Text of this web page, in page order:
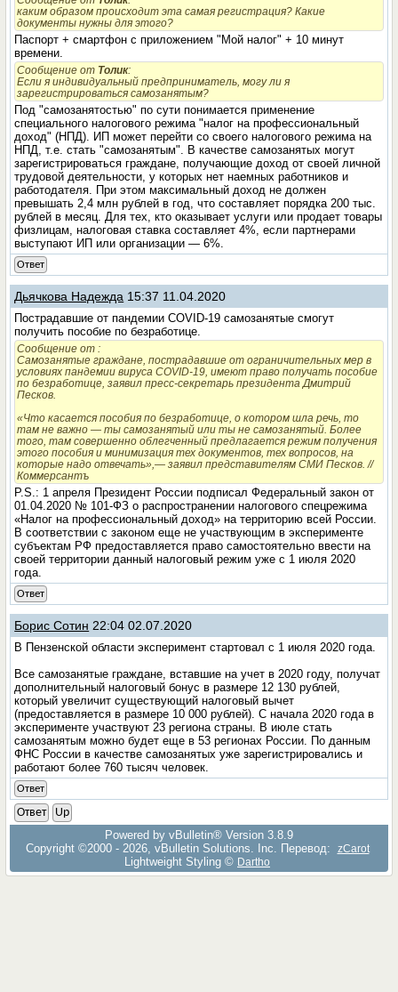
каким образом происходит эта самая регистрация? Какие
документы нужны для этого?
Паспорт + смартфон с приложением "Мой налог" + 10 минут
времени.
Сообщение от Толик:
Если я индивидуальный предприниматель, могу ли я
зарегистрироваться самозанятым?
Под "самозанятостью" по сути понимается применение
специального налогового режима "налог на профессиональный
доход" (НПД). ИП может перейти со своего налогового режима на
НПД, т.е. стать "самозанятым". В качестве самозанятых могут
зарегистрироваться граждане, получающие доход от своей личной
трудовой деятельности, у которых нет наемных работников и
работодателя. При этом максимальный доход не должен
превышать 2,4 млн рублей в год, что составляет порядка 200 тыс.
рублей в месяц. Для тех, кто оказывает услуги или продает товары
физлицам, налоговая ставка составляет 4%, если партнерами
выступают ИП или организации — 6%.
Ответ
Дьячкова Надежда 15:37 11.04.2020
Пострадавшие от пандемии COVID-19 самозанятые смогут
получить пособие по безработице.
Сообщение от :
Самозанятые граждане, пострадавшие от ограничительных мер в
условиях пандемии вируса COVID-19, имеют право получать пособие
по безработице, заявил пресс-секретарь президента Дмитрий
Песков.
«Что касается пособия по безработице, о котором шла речь, то
там не важно — ты самозанятый или ты не самозанятый. Более
того, там совершенно облегченный предлагается режим получения
этого пособия и минимизация тех документов, тех вопросов, на
которые надо отвечать»,— заявил представителям СМИ Песков. //
Коммерсантъ
P.S.: 1 апреля Президент России подписал Федеральный закон от
01.04.2020 № 101-ФЗ о распространении налогового спецрежима
«Налог на профессиональный доход» на территорию всей России.
В соответствии с законом еще не участвующим в эксперименте
субъектам РФ предоставляется право самостоятельно ввести на
своей территории данный налоговый режим уже с 1 июля 2020
года.
Ответ
Борис Сотин 22:04 02.07.2020
В Пензенской области эксперимент стартовал с 1 июля 2020 года.
Все самозанятые граждане, вставшие на учет в 2020 году, получат
дополнительный налоговый бонус в размере 12 130 рублей,
который увеличит существующий налоговый вычет
(предоставляется в размере 10 000 рублей). С начала 2020 года в
эксперименте участвуют 23 региона страны. В июле стать
самозанятым можно будет еще в 53 регионах России. По данным
ФНС России в качестве самозанятых уже зарегистрировались и
работают более 760 тысяч человек.
Ответ
Ответ
Up
Powered by vBulletin® Version 3.8.9
Copyright ©2000 - 2026, vBulletin Solutions, Inc. Перевод:
zCarot
Lightweight Styling © Dartho